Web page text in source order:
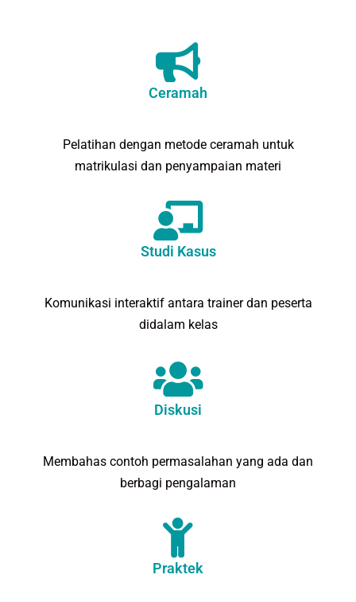
Ceramah
Pelatihan dengan metode ceramah untuk
matrikulasi dan penyampaian materi
Studi Kasus
Komunikasi interaktif antara trainer dan peserta
didalam kelas
Diskusi
Membahas contoh permasalahan yang ada dan
berbagi pengalaman
Praktek